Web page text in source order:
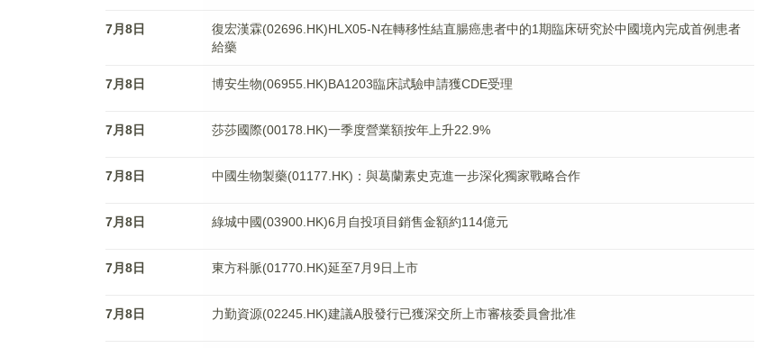
7月8日
復宏漢霖(02696.HK)HLX05-N在轉移性結直腸癌患者中的1期臨床研究於中國境內完成首例患者
給藥
7月8日 博安生物(06955.HK)BA1203臨床試驗申請獲CDE受理
7月8日 莎莎國際(00178.HK)一季度營業額按年上升22.9%
7月8日 中國生物製藥(01177.HK)：與葛蘭素史克進一步深化獨家戰略合作
7月8日 綠城中國(03900.HK)6月自投項目銷售金額約114億元
7月8日 東方科脈(01770.HK)延至7月9日上市
7月8日 力勤資源(02245.HK)建議A股發行已獲深交所上市審核委員會批准